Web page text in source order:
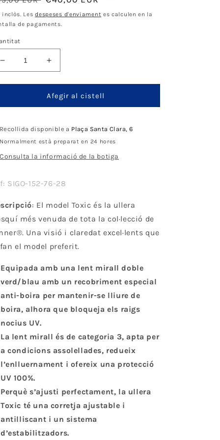
d'oferta
inclòs. Lesdespeses d'enviament es calculen en la
de pagaments.
Disminueix
quantitat
per
Toxic
Green
Mirror
Augmenta
quantitat
per
Sinner
Toxic
Green
-
Green
Mirror
Afegir al cistell
Recollida disponible a Plaça Santa Clara, 6
Normalment està preparat en 24 hores
Consulta la informació de la botiga
SIGO-152-76-28
: El model Toxic és la ullera
més venuda de tota la col·lecció de
Una visió i claredat excel·lents que
el model preferit.
Equipada amb una lent mirall doble
verd/blau amb un recobriment especial
anti-boira per mantenir-se lliure de
boira, alhora que bloqueja els raigs
nocius UV.
La lent mirall és de categoria 3, apta per
a condicions assolellades, redueix
l’enlluernament i ofereix una protecció
UV 100%.
Perquè s’ajusti perfectament, la ullera
Toxic té una corretja ajustable i
antilliscant i un sistema
d’estabilitzadors.